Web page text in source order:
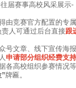
届赛事高校风采展示-
由竞赛官方配置的专
人可通过后台直接跟
号文章、线下宣传海
申请部分组织经费支持
各高校组织参赛情况
牌匾。